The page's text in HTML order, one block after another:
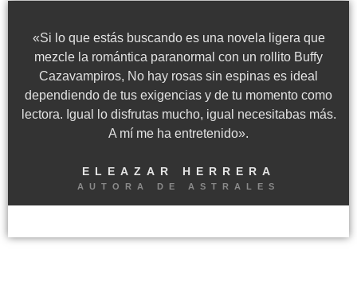
«Si lo que estás buscando es una novela ligera que
mezcle la romántica paranormal con un rollito Buffy
Cazavampiros, No hay rosas sin espinas es ideal
dependiendo de tus exigencias y de tu momento como
lectora. Igual lo disfrutas mucho, igual necesitabas más.
A mí me ha entretenido».
ELEAZAR HERRERA
AUTORA DE ASTRALES